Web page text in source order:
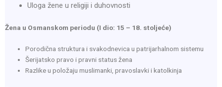
Uloga žene u religiji i duhovnosti
Žena u Osmanskom periodu (I dio: 15 – 18. stoljeće)
Porodična struktura i svakodnevica u patrijarhalnom sistemu
Šerijatsko pravo i pravni status žena
Razlike u položaju muslimanki, pravoslavki i katolkinja